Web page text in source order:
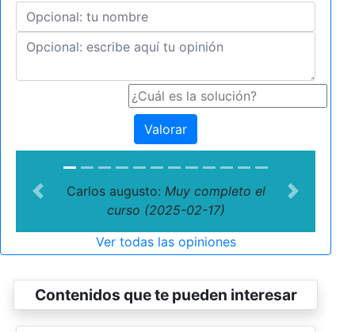
Valorar
Carlos augusto: Muy completo el
curso (2025-02-17)
Previous Next
Ver todas las opiniones
Contenidos que te pueden interesar